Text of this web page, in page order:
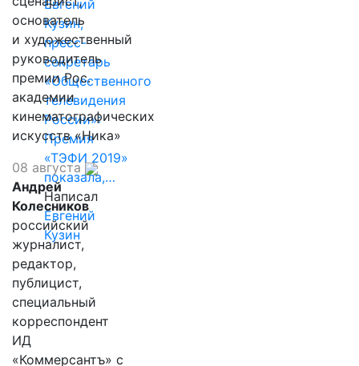
Евгений
Кузин,
пресс-
секретарь
«Общественного
телевидения
России»:
Премия
«ТЭФИ 2019»
показала,…
Написал
Евгений
Кузин
основатель
и художественный
руководитель
премии Рос.
академии
кинематографических
искусств «Ника»
08 августа
Андрей
Колесников
российский
журналист,
редактор,
публицист,
специальный
корреспондент
ИД
«Коммерсантъ» с